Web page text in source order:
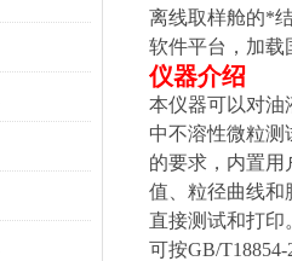
离线取样舱的*
软件平台，加载
仪器介绍
本仪器可以对油
中不溶性微粒测
的要求，内置
值、粒径曲线和
直接测试和打印
可按GB/